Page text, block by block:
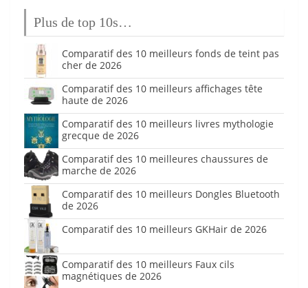
Plus de top 10s…
Comparatif des 10 meilleurs fonds de teint pas
cher de 2026
Comparatif des 10 meilleurs affichages tête
haute de 2026
Comparatif des 10 meilleurs livres mythologie
grecque de 2026
Comparatif des 10 meilleures chaussures de
marche de 2026
Comparatif des 10 meilleurs Dongles Bluetooth
de 2026
Comparatif des 10 meilleurs GKHair de 2026
Comparatif des 10 meilleurs Faux cils
magnétiques de 2026